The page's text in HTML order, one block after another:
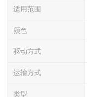
适用范围
颜色
驱动方式
运输方式
类型